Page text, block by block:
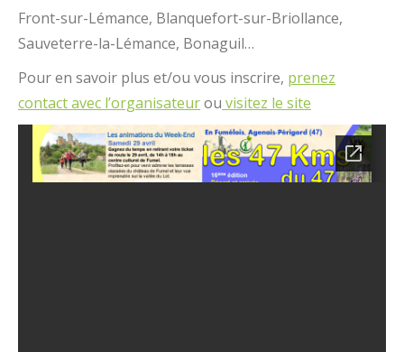
Front-sur-Lémance, Blanquefort-sur-Briollance,
Sauveterre-la-Lémance, Bonaguil…
Pour en savoir plus et/ou vous inscrire, prenez
contact avec l’organisateurou visitez le site